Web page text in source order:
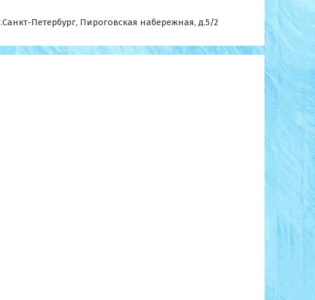
Петербург, Пироговская набережная, д.5/2